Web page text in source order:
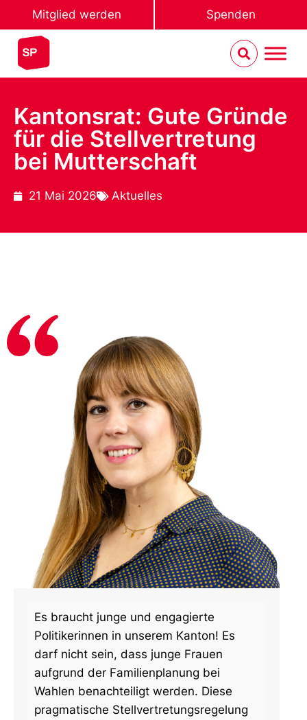
Mitglied werden Spenden
Kantonsrat: Gute Gründe
für die Stellvertretung
bei Mutterschaft
21 Mai 2026 Aktuelles
Es braucht junge und engagierte
Politikerinnen in unserem Kanton! Es
darf nicht sein, dass junge Frauen
aufgrund der Familienplanung bei
Wahlen benachteiligt werden. Diese
pragmatische Stellvertretungsregelung